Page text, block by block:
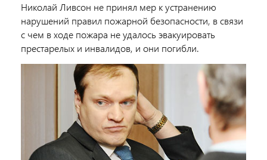
Николай Ливсон не принял мер к устранению
нарушений правил пожарной безопасности, в связи
с чем в ходе пожара не удалось эвакуировать
престарелых и инвалидов, и они погибли.